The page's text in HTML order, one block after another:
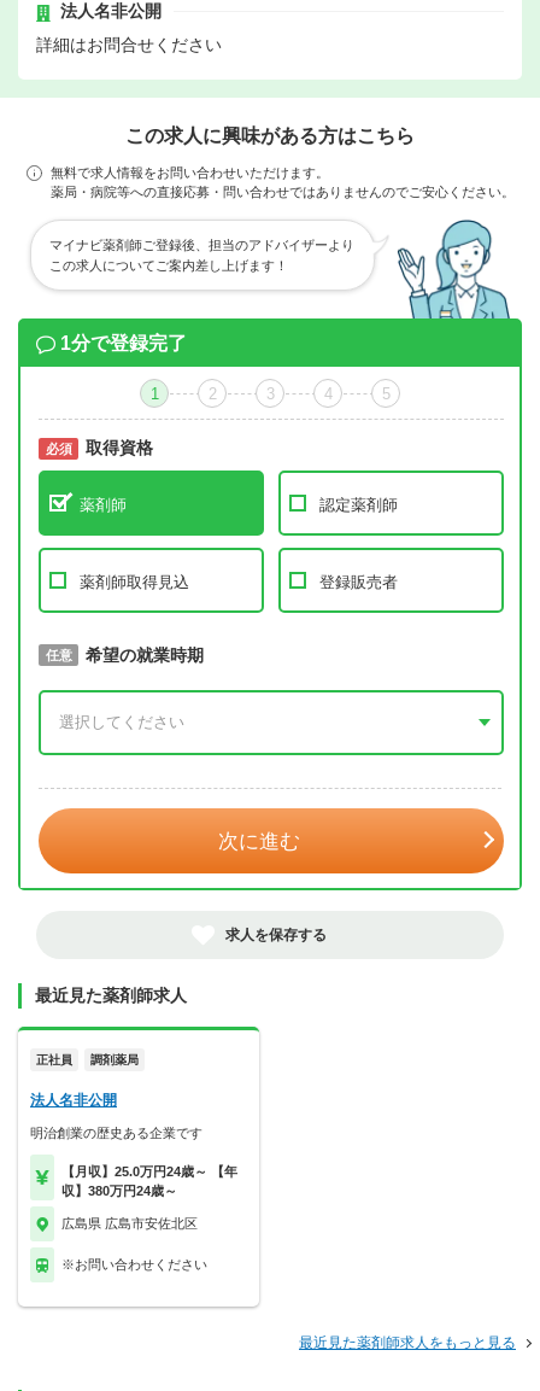
法人名非公開
詳細はお問合せください
この求人に興味がある方はこちら
無料で求人情報をお問い合わせいただけます。
薬局・病院等への直接応募・問い合わせではありませんのでご安心ください。
マイナビ薬剤師ご登録後、担当のアドバイザーより
この求人についてご案内差し上げます！
1分で登録完了
1 2 3 4 5
必須 取得資格
薬剤師 認定薬剤師
薬剤師取得見込 登録販売者
必須 取得予定年
任意 希望の就業時期
次に進む
求人を保存する
最近見た薬剤師求人
正社員 調剤薬局
法人名非公開
明治創業の歴史ある企業です
【月収】25.0万円24歳～ 【年
収】380万円24歳～
広島県 広島市安佐北区
※お問い合わせください
最近見た薬剤師求人をもっと見る